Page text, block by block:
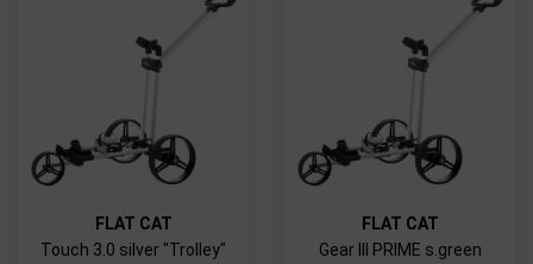
FLAT CAT
Touch 3.0 silver "Trolley"
FLAT CAT
Gear III PRIME s.green